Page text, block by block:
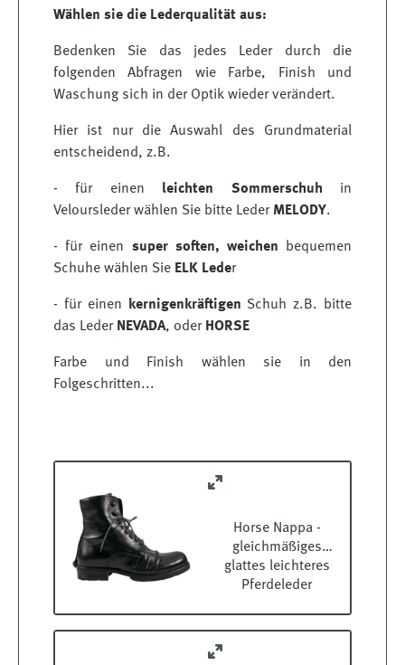
Wählen sie die Lederqualität aus:
Bedenken Sie das jedes Leder durch die
folgenden Abfragen wie Farbe, Finish und
Waschung sich in der Optik wieder verändert.
Hier ist nur die Auswahl des Grundmaterial
entscheidend, z.B.
- für einen leichten Sommerschuh in
Veloursleder wählen Sie bitte Leder MELODY.
- für einen super soften, weichen bequemen
Schuhe wählen Sie ELK Leder
- für einen kernigenkräftigen Schuh z.B. bitte
das Leder NEVADA, oder HORSE
Farbe und Finish wählen sie in den
Folgeschritten...
Horse Nappa -
gleichmäßiges
glattes leichteres
Pferdeleder